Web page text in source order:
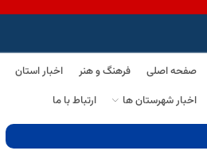
صفحه اصلی فرهنگ و هنر اخبار استان
اخبار شهرستان ها
ارتباط با ما